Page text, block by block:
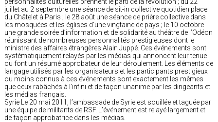
juillet au 2 septembre une séance de sit-in collective quotidien place
du Châtelet à Paris ; le 28 août une séance de prière collective dans
les mosquées et les églises d’une vingtaine de pays ; le 10 octobre
une grande soirée d’information et de solidarité au théâtre de l’Odéon
réunissant de nombreuses personnalités prestigieuses dont le
ministre des affaires étrangères Alain Juppé. Ces événements sont
systématiquement relayés par les médias qui annoncent leur tenue
ou font un résumé approbateur de leur déroulement. Les éléments de
langage utilisés par les organisateurs et les participants prestigieux
ou moins connus à ces événements sont exactement les mêmes
que ceux rabâchés à l’infini et de façon unanime par les dirigeants et
les médias français.
Syrie Le 20 mai 2011, l’ambassade de Syrie est souillée et taguée par
une équipe de militants de RSF. L’événement est relayé largement et
de façon approbatrice dans les médias.